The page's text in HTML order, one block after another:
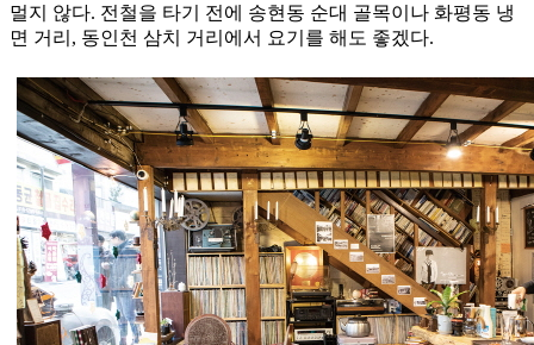
멀지 않다. 전철을 타기 전에 송현동 순대 골목이나 화평동 냉
면 거리, 동인천 삼치 거리에서 요기를 해도 좋겠다.